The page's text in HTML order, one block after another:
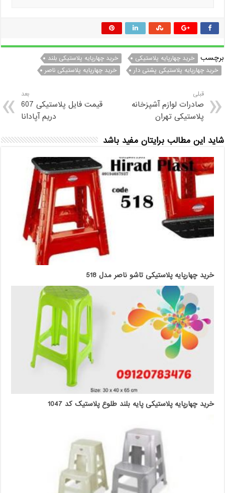
برچسب خرید چهارپایه پلاستیکی
خرید چهارپایه پلاستیکی بلند
خرید چهارپایه پلاستیکی پشتی دار
خرید چهارپایه پلاستیکی ناصر
قبلی
صادرات لوازم آشپزخانه
پلاستیکی تهران
بعد
قیمت فایل پلاستیکی 607
دریم آپادانا
شاید این مطالب برایتان مفید باشد
خرید چهارپایه پلاستیکی تاشو ناصر مدل 518
خرید چهارپایه پلاستیکی پایه بلند طلوع پلاستیک کد 1047